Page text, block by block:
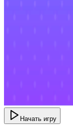
Начать игру